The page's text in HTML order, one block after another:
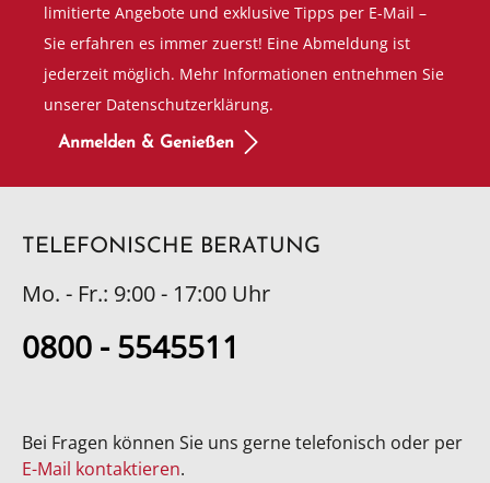
limitierte Angebote und exklusive Tipps per E-Mail –
Sie erfahren es immer zuerst! Eine Abmeldung ist
jederzeit möglich. Mehr Informationen entnehmen Sie
unserer Datenschutzerklärung.
Anmelden & Genießen
TELEFONISCHE BERATUNG
Mo. - Fr.: 9:00 - 17:00 Uhr
0800 - 5545511
Bei Fragen können Sie uns gerne telefonisch oder per
E-Mail kontaktieren.